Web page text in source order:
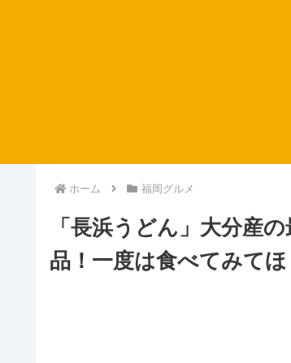
ホーム 福岡グルメ
「長浜うどん」大分産
品！一度は食べてみて